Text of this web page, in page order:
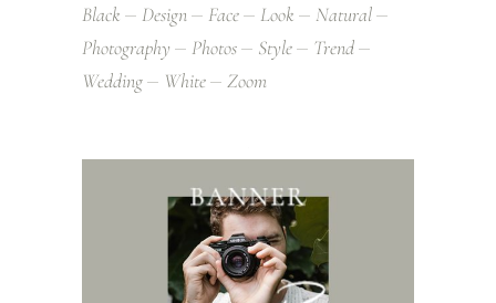
Black Design Face Look
Natural
Photography
Photos Style
Trend
Wedding
White Zoom